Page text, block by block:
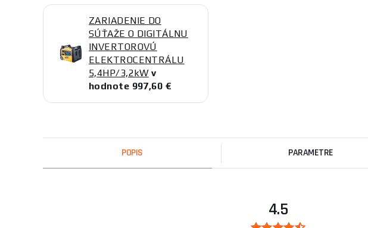
ZARIADENIE DO
SÚŤAŽE O DIGITÁLNU
INVERTOROVÚ
ELEKTROCENTRÁLU
5,4HP/3,2kW v
hodnote 997,60 €
POPIS PARAMETRE
4.5